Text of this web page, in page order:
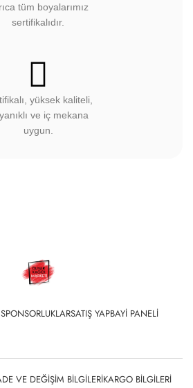
tüm boyalarımız
sertifikalıdır.
yüksek kaliteli,
ve iç mekana
uygun.
SPONSORLUKLARSATIŞ YAPBAYI PANELI
VE DEĞIŞIM BILGILERIKARGO BILGILERI